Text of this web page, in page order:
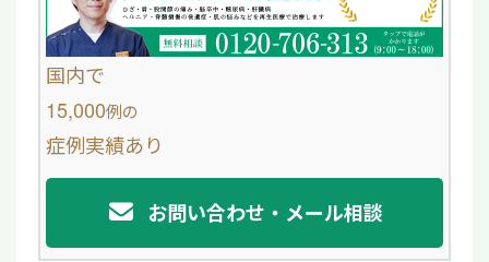
b
o
国内で
15,000例の
症例実績あり
お問い合わせ・メール相談